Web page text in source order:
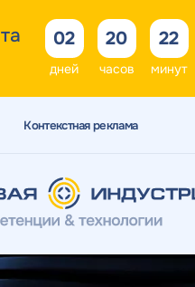
02
дней
20
часов
22
минут
Контекстная реклама